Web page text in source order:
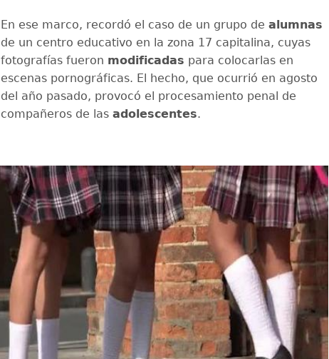
En ese marco, recordó el caso de un grupo de alumnas
de un centro educativo en la zona 17 capitalina, cuyas
fotografías fueron modificadas para colocarlas en
escenas pornográficas. El hecho, que ocurrió en agosto
del año pasado, provocó el procesamiento penal de
compañeros de las adolescentes.